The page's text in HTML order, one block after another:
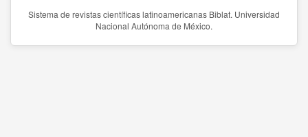
Sistema de revistas científicas latinoamericanas Biblat. Universidad
Nacional Autónoma de México.